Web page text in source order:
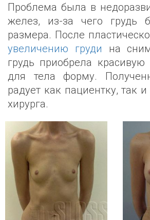
Проблема была в
желез, из-за чего грудь
размера. После
увеличению груди на
грудь приобрела
для тела форму.
радует как пациентку, так и
хирурга.